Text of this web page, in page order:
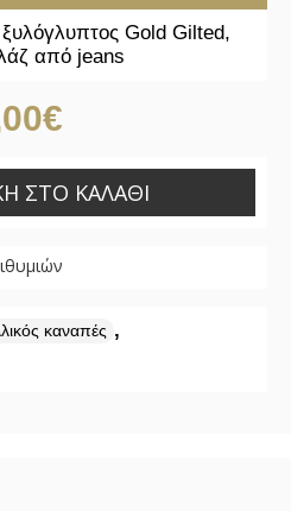
Gold Gilted,
από jeans
ΣΤΟ ΚΑΛΆΘΙ
καναπές ,